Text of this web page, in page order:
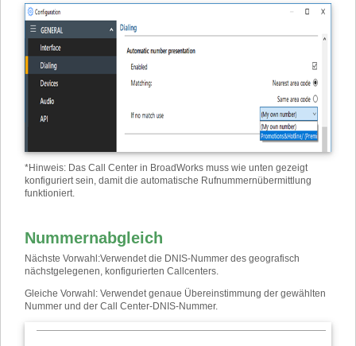
*Hinweis: Das Call Center in BroadWorks muss wie unten gezeigt
konfiguriert sein, damit die automatische Rufnummernübermittlung
funktioniert.
Nummernabgleich
Nächste Vorwahl :Verwendet die DNIS-Nummer des geografisch
nächstgelegenen, konfigurierten Callcenters.
Gleiche Vorwahl : Verwendet genaue Übereinstimmung der gewählten
Nummer und der Call Center-DNIS-Nummer.